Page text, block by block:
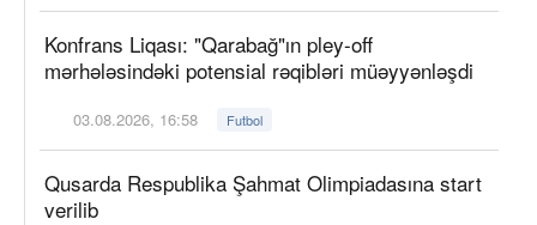
Konfrans Liqası: "Qarabağ"ın pley-off
mərhələsindəki potensial rəqibləri müəyyənləşdi
03.08.2026, 16:58 Futbol
Qusarda Respublika Şahmat Olimpiadasına start
verilib